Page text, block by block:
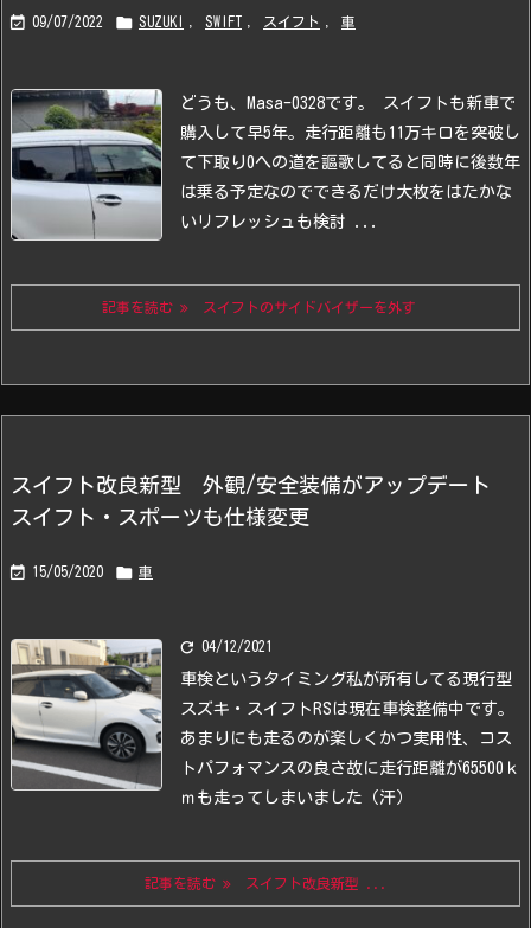
 09/07/2022  SUZUKI SWIFT スイフト 車
どうも、Masa-0328です。
スイフトも新車で
購入して早5年。走行距離も11万キロを突破し
て下取り0への道を謳歌してると同時に後数年
は乗る予定なのでできるだけ大枚をはたかな
いリフレッシュも検討 ...
記事を読む スイフトのサイドバイザーを外す
スイフト改良新型 外観/安全装備がアップデート
スイフト・スポーツも仕様変更
 15/05/2020  車
 04/12/2021
車検というタイミング私が所有してる現行型
スズキ・スイフトRSは現在車検整備中です。
あまりにも走るのが楽しくかつ実用性、コス
トパフォマンスの良さ故に走行距離が65500ｋ
ｍも走ってしまいました（汗）
記事を読む スイフト改良新型 ...